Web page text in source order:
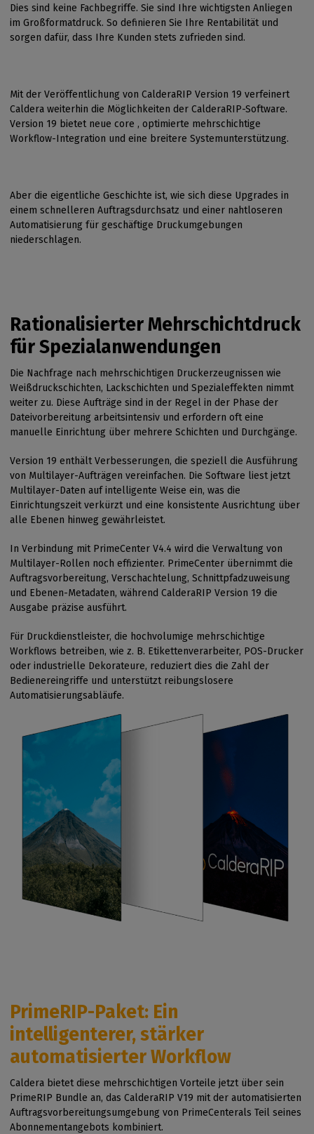
Dies sind keine Fachbegriffe. Sie sind Ihre wichtigsten Anliegen
im Großformatdruck. So definieren Sie Ihre Rentabilität und
sorgen dafür, dass Ihre Kunden stets zufrieden sind.
Mit der Veröffentlichung von CalderaRIP Version 19 verfeinert
Caldera weiterhin die Möglichkeiten der CalderaRIP-Software.
Version 19 bietet neue core , optimierte mehrschichtige
Workflow-Integration und eine breitere Systemunterstützung.
Aber die eigentliche Geschichte ist, wie sich diese Upgrades in
einem schnelleren Auftragsdurchsatz und einer nahtloseren
Automatisierung für geschäftige Druckumgebungen
niederschlagen.
Rationalisierter Mehrschichtdruck
für Spezialanwendungen
Die Nachfrage nach mehrschichtigen Druckerzeugnissen wie
Weißdruckschichten, Lackschichten und Spezialeffekten nimmt
weiter zu. Diese Aufträge sind in der Regel in der Phase der
Dateivorbereitung arbeitsintensiv und erfordern oft eine
manuelle Einrichtung über mehrere Schichten und Durchgänge.
Version 19 enthält Verbesserungen, die speziell die Ausführung
von Multilayer-Aufträgen vereinfachen. Die Software liest jetzt
Multilayer-Daten auf intelligente Weise ein, was die
Einrichtungszeit verkürzt und eine konsistente Ausrichtung über
alle Ebenen hinweg gewährleistet.
In Verbindung mit PrimeCenter V4.4 wird die Verwaltung von
Multilayer-Rollen noch effizienter. PrimeCenter übernimmt die
Auftragsvorbereitung, Verschachtelung, Schnittpfadzuweisung
und Ebenen-Metadaten, während CalderaRIP Version 19 die
Ausgabe präzise ausführt.
Für Druckdienstleister, die hochvolumige mehrschichtige
Workflows betreiben, wie z. B. Etikettenverarbeiter, POS-Drucker
oder industrielle Dekorateure, reduziert dies die Zahl der
Bedienereingriffe und unterstützt reibungslosere
Automatisierungsabläufe.
PrimeRIP-Paket: Ein
intelligenterer, stärker
automatisierter Workflow
Caldera bietet diese mehrschichtigen Vorteile jetzt über sein
PrimeRIP Bundle an, das CalderaRIP V19 mit der automatisierten
Auftragsvorbereitungsumgebung von PrimeCenterals Teil seines
Abonnementangebots kombiniert.